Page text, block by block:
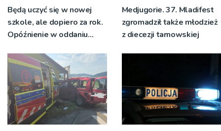
Będą uczyć się w nowej
szkole, ale dopiero za rok.
Opóźnienie w oddaniu
Rytrze
Medjugorie. 37. Mladifest
zgromadził także młodzież
z diecezji tarnowskiej